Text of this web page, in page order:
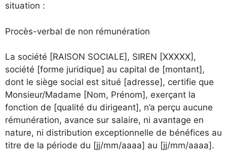
situation :
Procès-verbal de non rémunération
La société [RAISON SOCIALE], SIREN [XXXXX],
société [forme juridique] au capital de [montant],
dont le siège social est situé [adresse], certifie que
Monsieur/Madame [Nom, Prénom], exerçant la
fonction de [qualité du dirigeant], n’a perçu aucune
rémunération, avance sur salaire, ni avantage en
nature, ni distribution exceptionnelle de bénéfices au
titre de la période du [jj/mm/aaaa] au [jj/mm/aaaa].